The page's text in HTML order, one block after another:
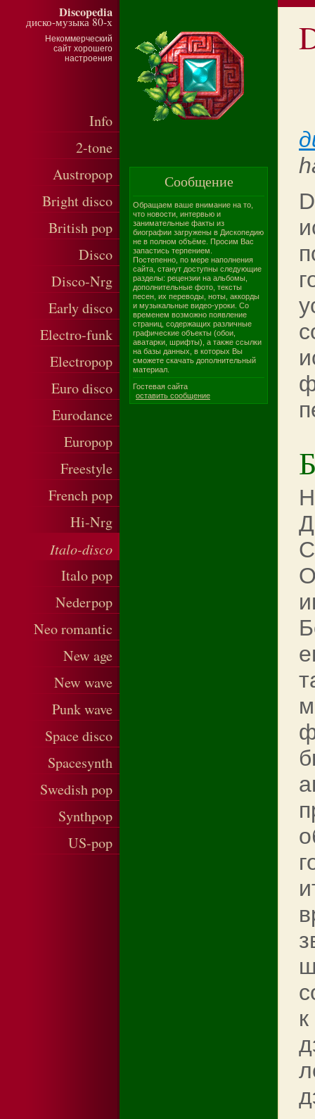
Discopedia
диско-музыка 80-х
Некоммерческий
сайт хорошего
настроения
Info
2-tone
Austropop
Bright disco
British pop
Disco
Disco-Nrg
Early disco
Electro-funk
Electropop
Euro disco
Eurodance
Europop
Freestyle
French pop
Hi-Nrg
Italo-disco
Italo pop
Nederpop
Neo romantic
New age
New wave
Punk wave
Space disco
Spacesynth
Swedish pop
Synthpop
US-pop
Сообщение
Обращаем ваше внимание на то,
что новости, интервью и
занимательные факты из
биографии загружены в Дископедию
не в полном объёме. Просим Вас
запастись терпением.
Постепенно, по мере наполнения
сайта, станут доступны следующие
разделы: рецензии на альбомы,
дополнительные фото, тексты
песен, их переводы, ноты, аккорды
и музыкальные видео-уроки. Со
временем возможно появление
страниц, содержащих различные
графические объекты (обои,
аватарки, шрифты), а также ссылки
на базы данных, в которых Вы
сможете скачать дополнительный
материал.
Гостевая сайта
оставить сообщение